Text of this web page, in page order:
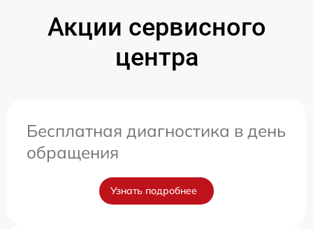
Акции сервисного
центра
Бесплатная диагностика в день
обращения
Узнать подробнее